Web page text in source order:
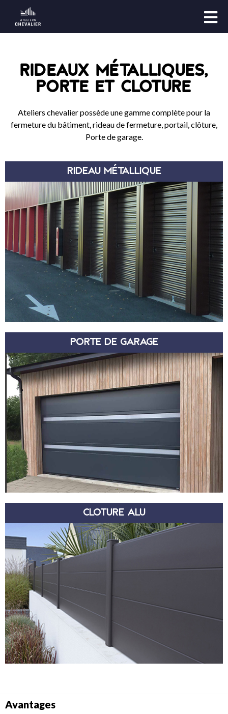
RIDEAUX MÉTALLIQUES,
PORTE ET CLOTURE
Ateliers chevalier possède une gamme complète pour la
fermeture du bâtiment, rideau de fermeture, portail, clôture,
Porte de garage.
RIDEAU MÉTALLIQUE
PORTE DE GARAGE
CLOTURE ALU
Avantages